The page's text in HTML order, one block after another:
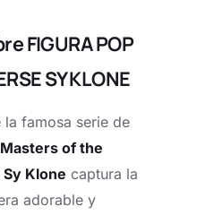
FIGURA POP
SY KLONE
la famosa serie de
Masters of the
Sy Klone captura la
adorable y